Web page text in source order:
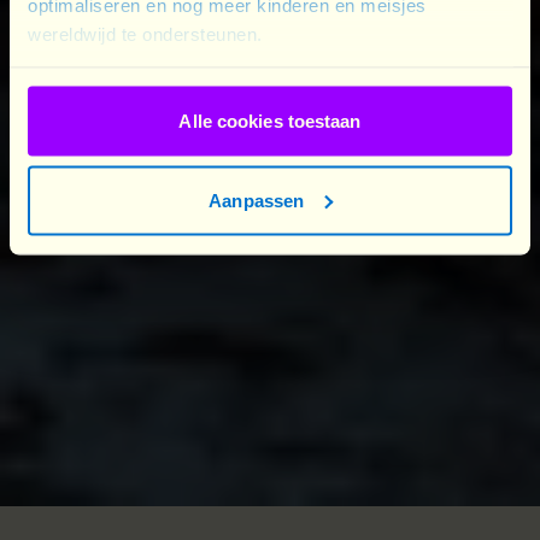
optimaliseren en nog meer kinderen en meisjes
wereldwijd te ondersteunen.
Alle cookies toestaan
Aanpassen